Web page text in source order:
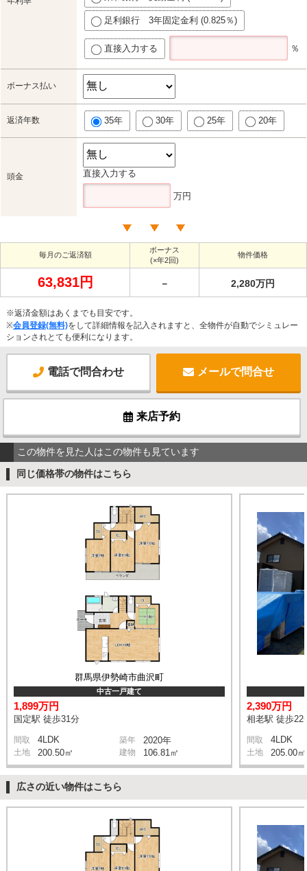
足利銀行 3年固定金利 (0.825％)
直接入力する ％
ボーナス払い
返済年数 35年 30年 25年 20年
頭金 直接入力する
万円
毎月のご返済額
ボーナス
(×年2回)
物件価格
63,831円 － 2,280万円
※返済金額はあくまでも目安です。
※会員登録(無料)をして詳細情報を記入されますと、全物件が自動でシミュレー
ションされとても便利になります。
電話で問合わせ メールで問合せ
来店予約
この物件を見た人はこの物件も見ています
同じ価格帯の物件はこちら
群馬県伊勢崎市曲沢町
中古一戸建て
1,899万円
国定駅 徒歩31分
間取 4LDK 築年 2020年
土地 200.50㎡ 建物 106.81㎡
2,390万円
相老駅 徒歩22
間取 4LDK
土地 205.00㎡
広さの近い物件はこちら